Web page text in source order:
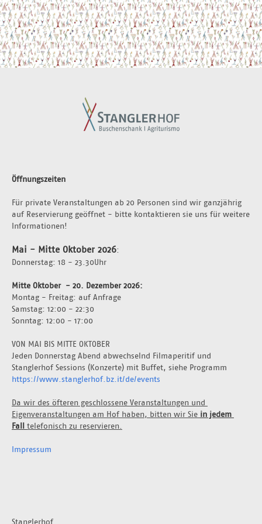
Öffnungszeiten
Für private Veranstaltungen ab 20 Personen sind wir ganzjährig
auf Reservierung geöffnet - bitte kontaktieren sie uns für weitere
Informationen!
Mai - Mitte Oktober 2026:
Donnerstag: 18 - 23.30Uhr
Mitte Oktober  - 20. Dezember 2026:
Montag - Freitag: auf Anfrage
Samstag: 12:00 - 22:30
Sonntag: 12:00 - 17:00
VON MAI BIS MITTE OKTOBER
Jeden Donnerstag Abend abwechselnd Filmaperitif und
https://www.stanglerhof.bz.it/de/events
Da wir des öfteren geschlossene Veranstaltungen und
Eigenveranstaltungen am Hof haben, bitten wir Sie in jedem
Fall telefonisch zu reservieren.
Impressum
Stanglerhof